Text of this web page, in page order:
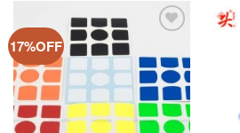
17%OFF
い！